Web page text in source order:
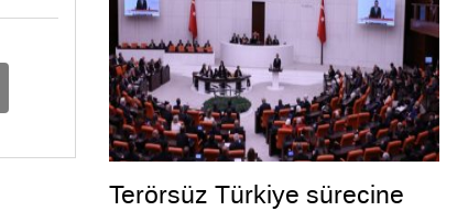
Terörsüz Türkiye sürecine